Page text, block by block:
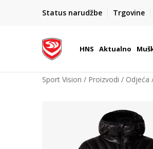
Status narudžbe Trgovine
BOX
Dostava 1,50 €
| Više od
HNS Aktualno
Sport Vision Proizvodi Odjeća